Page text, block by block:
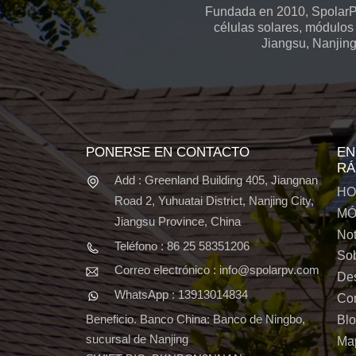
Fundada en 2010,
células solares,
Jiangsu,
PONERSE EN CONTACTO
Add : Greenland Building 405, Jiangnan
Road 2, Yuhuatai District, Nanjing City,
Jiangsu Province, China
Teléfono : 86 25 58351206
Correo electrónico : info@spolarpv.com
WhatsApp : 13913014834
Beneficio. Banco China: Banco de Ningbo,
sucursal de Nanjing